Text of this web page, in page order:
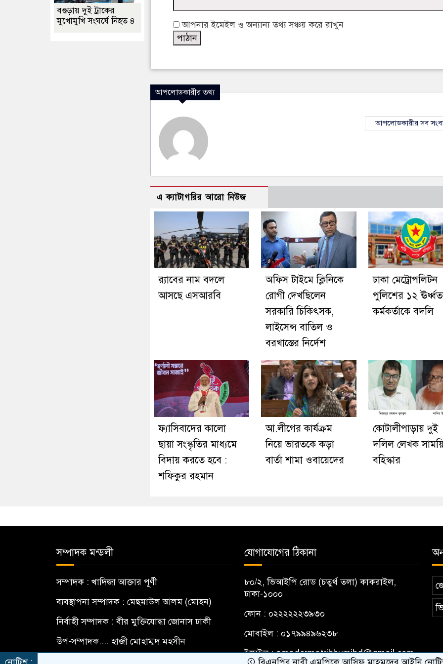
আপনার ইমেইল ও অন্যান্য তথ্য সঞ্চয় করে রাখুন
আপলোডকারীর তথ্য
আপলোডকারীর সব
এ ক্যাটাগরির আরো নিউজ
র‍্যাবের নাম বদলে
আসছে এসআরবি
অফিস টাইমে ক্লিনিকে
রোগী দেখছিলেন
সরকারি চিকিৎসক,
লাইসেন্স বাতিল ও
বরখাস্তের নির্দেশ
ঢাকা মেট্রোপলিটন
পুলিশের ১২
কর্মকর্তাকে বদলি
ফ্যাসিবাদের কালো
ছায়া সংস্কৃতির মাধ্যমে
বিদায় করতে হবে :
শফিকুর রহমান
আ.লীগের কার্যক্রম
নিয়ে ভারতকে কড়া
বার্তা শামা ওবায়েদের
কোটালীপাড়ায় দুই
দলিল লেখক
বহিস্কার
বগুড়ায় দুই ট্রাকের
মুখোমুখি সংঘর্ষে নিহত ৪
সম্পাদক মন্ডলী
সম্পাদক : খাদিজা আক্তার পূর্ণী
ব্যবস্থাপনা সম্পাদক : মেছমাউল আলম (মোহন)
নির্বাহী সম্পাদক : বীর মুক্তিযোদ্ধা জোনাস ঢাকী
উপ-সম্পাদক.... হাজী মোহাম্মদ মহসীন
যোগাযোগের ঠিকানা
৮০/২, ভিআইপি রোড (চতুর্থ তলা) কাকরাইল,
ঢাকা-১০০০
ফোন : ০২২২২২২৩৯৩০
মোবাইল : ০১৭৯৯৪৯৬২৩৮
ইমেইল :amadermatribhumibd@gmail.com